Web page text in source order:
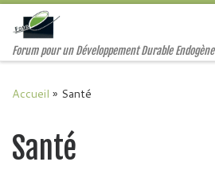
Passer au contenu
Forum pour un Développement Durable Endogène
Accueil » Santé
Santé